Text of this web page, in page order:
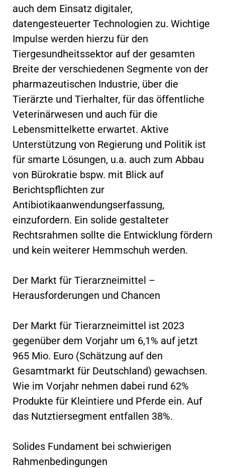
auch dem Einsatz digitaler,
datengesteuerter Technologien zu. Wichtige
Impulse werden hierzu für den
Tiergesundheitssektor auf der gesamten
Breite der verschiedenen Segmente von der
pharmazeutischen Industrie, über die
Tierärzte und Tierhalter, für das öffentliche
Veterinärwesen und auch für die
Lebensmittelkette erwartet. Aktive
Unterstützung von Regierung und Politik ist
für smarte Lösungen, u.a. auch zum Abbau
von Bürokratie bspw. mit Blick auf
Berichtspflichten zur
Antibiotikaanwendungserfassung,
einzufordern. Ein solide gestalteter
Rechtsrahmen sollte die Entwicklung fördern
und kein weiterer Hemmschuh werden.
Der Markt für Tierarzneimittel –
Herausforderungen und Chancen
Der Markt für Tierarzneimittel ist 2023
gegenüber dem Vorjahr um 6,1% auf jetzt
965 Mio. Euro (Schätzung auf den
Gesamtmarkt für Deutschland) gewachsen.
Wie im Vorjahr nehmen dabei rund 62%
Produkte für Kleintiere und Pferde ein. Auf
das Nutztiersegment entfallen 38%.
Solides Fundament bei schwierigen
Rahmenbedingungen